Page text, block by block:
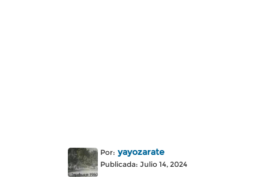
Por: yayozarate
Publicada: Julio 14, 2024